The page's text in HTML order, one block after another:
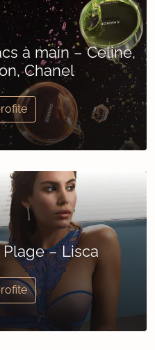
à main – Celine,
Chanel
– Lisca